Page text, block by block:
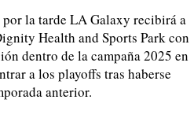
la tarde LA Galaxy recibirá a
Health and Sports Park con
dentro de la campaña 2025 en
a los playoffs tras haberse
anterior.